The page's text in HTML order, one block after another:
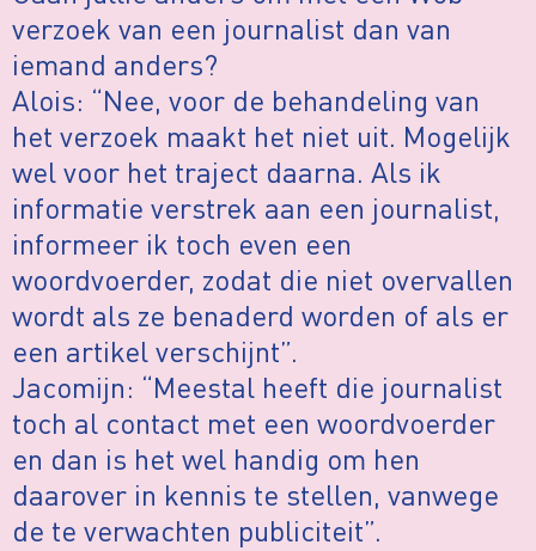
verzoek van een journalist dan van
iemand anders?
Alois: “Nee, voor de behandeling van
het verzoek maakt het niet uit. Mogelijk
wel voor het traject daarna. Als ik
informatie verstrek aan een journalist,
informeer ik toch even een
woordvoerder, zodat die niet overvallen
wordt als ze benaderd worden of als er
een artikel verschijnt”.
Jacomijn: “Meestal heeft die journalist
toch al contact met een woordvoerder
en dan is het wel handig om hen
daarover in kennis te stellen, vanwege
de te verwachten publiciteit”.